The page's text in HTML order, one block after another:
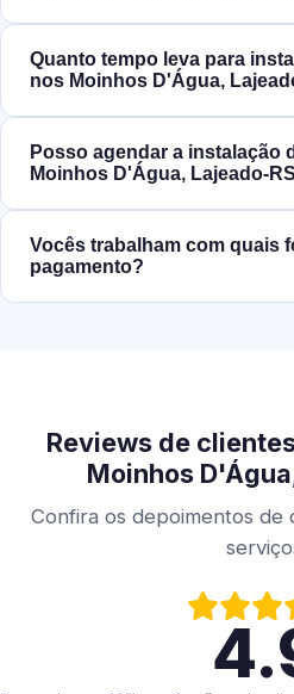
Quanto tempo leva para
nos Moinhos D'Água,
Posso agendar a instalação
Moinhos D'Água,
Vocês trabalham com quais
pagamento?
Reviews de
Moinhos
Confira os depoimentos de